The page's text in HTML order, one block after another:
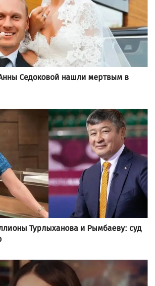
Седоковой нашли мертвым в
Турлыханова и Рымбаеву: суд